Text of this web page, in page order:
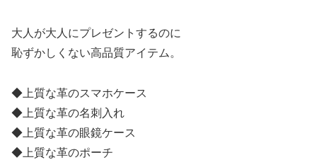
大人が大人にプレゼントするのに
恥ずかしくない高品質アイテム。
◆上質な革のスマホケース
◆上質な革の名刺入れ
◆上質な革の眼鏡ケース
◆上質な革のポーチ